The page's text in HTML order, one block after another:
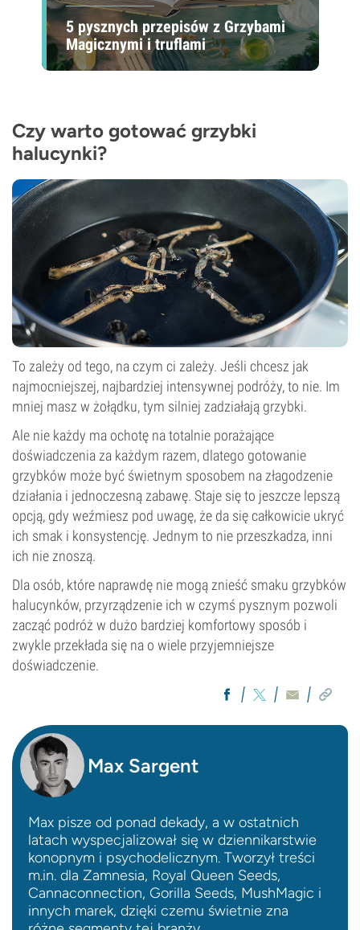
5 pysznych przepisów z Grzybami
Magicznymi i truflami
Czy warto gotować grzybki
halucynki?
To zależy od tego, na czym ci zależy. Jeśli chcesz jak
najmocniejszej, najbardziej intensywnej podróży, to nie. Im
mniej masz w żołądku, tym silniej zadziałają grzybki.
Ale nie każdy ma ochotę na totalnie porażające
doświadczenia za każdym razem, dlatego gotowanie
grzybków może być świetnym sposobem na złagodzenie
działania i jednoczesną zabawę. Staje się to jeszcze lepszą
opcją, gdy weźmiesz pod uwagę, że da się całkowicie ukryć
ich smak i konsystencję. Jednym to nie przeszkadza, inni
ich nie znoszą.
Dla osób, które naprawdę nie mogą znieść smaku grzybków
halucynków, przyrządzenie ich w czymś pysznym pozwoli
zacząć podróż w dużo bardziej komfortowy sposób i
zwykle przekłada się na o wiele przyjemniejsze
doświadczenie.
Max Sargent
Max pisze od ponad dekady, a w ostatnich
latach wyspecjalizował się w dziennikarstwie
konopnym i psychodelicznym. Tworzył treści
m.in. dla Zamnesia, Royal Queen Seeds,
Cannaconnection, Gorilla Seeds, MushMagic i
innych marek, dzięki czemu świetnie zna